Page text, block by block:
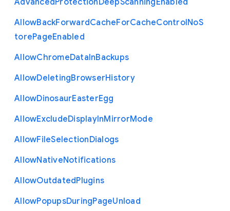
AdvancedProtectionDeepScanning Enabled
AllowBackForwardCacheForCacheControlNoS
torePageEnabled
AllowChromeDataInBackups
AllowDeletingBrowserHistory
AllowDinosaurEasterEgg
AllowExcludeDisplayInMirrorMode
AllowFileSelectionDialogs
AllowNativeNotifications
AllowOutdatedPlugins
AllowPopupsDuringPageUnload